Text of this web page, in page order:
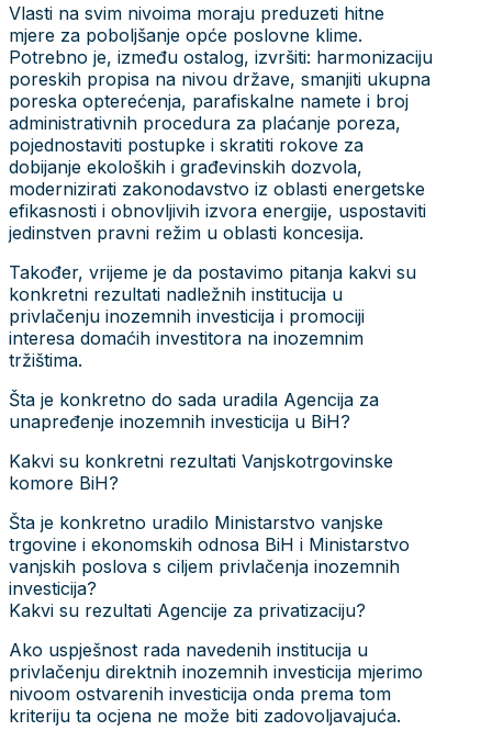
Vlasti na svim nivoima moraju preduzeti hitne
mjere za poboljšanje opće poslovne klime.
Potrebno je, između ostalog, izvršiti: harmonizaciju
poreskih propisa na nivou države, smanjiti ukupna
poreska opterećenja, parafiskalne namete i broj
administrativnih procedura za plaćanje poreza,
pojednostaviti postupke i skratiti rokove za
dobijanje ekoloških i građevinskih dozvola,
modernizirati zakonodavstvo iz oblasti energetske
efikasnosti i obnovljivih izvora energije, uspostaviti
jedinstven pravni režim u oblasti koncesija.
Također, vrijeme je da postavimo pitanja kakvi su
konkretni rezultati nadležnih institucija u
privlačenju inozemnih investicija i promociji
interesa domaćih investitora na inozemnim
tržištima.
Šta je konkretno do sada uradila Agencija za
unapređenje inozemnih investicija u BiH?
Kakvi su konkretni rezultati Vanjskotrgovinske
komore BiH?
Šta je konkretno uradilo Ministarstvo vanjske
trgovine i ekonomskih odnosa BiH i Ministarstvo
vanjskih poslova s ciljem privlačenja inozemnih
investicija?
Kakvi su rezultati Agencije za privatizaciju?
Ako uspješnost rada navedenih institucija u
privlačenju direktnih inozemnih investicija mjerimo
nivoom ostvarenih investicija onda prema tom
kriteriju ta ocjena ne može biti zadovoljavajuća.